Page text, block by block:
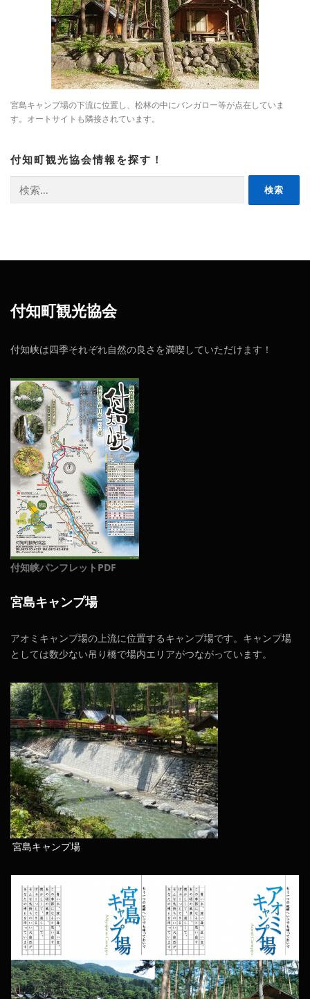
宮島キャンプ場の下流に位置し、松林の中にバンガロー等が点在していま
す。オートサイトも隣接されています。
付知町観光協会情報を探す！
索:
付知町観光協会
付知峡は四季それぞれ自然の良さを満喫していただけます！
付知峡パンフレットPDF
宮島キャンプ場
アオミキャンプ場の上流に位置するキャンプ場です。キャンプ場
としては数少ない吊り橋で場内エリアがつながっています。
宮島キャンプ場